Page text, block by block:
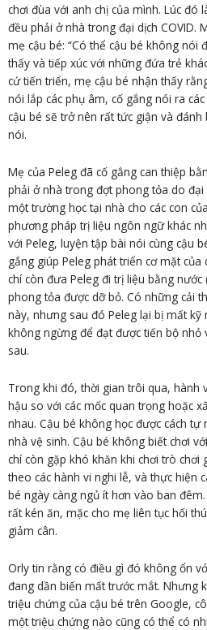
chơi đùa với anh chị của mình. Lúc đó
đều phải ở nhà trong đại dịch COVID.
mẹ cậu bé: “Có thể cậu bé không nói
thấy và tiếp xúc với những đứa trẻ
cứ tiến triển, mẹ cậu bé nhận thấy
nói lắp các phụ âm, cố gắng nói ra
cậu bé sẽ trở nên rất tức giận và
nói.
Mẹ của Peleg đã cố gắng can thiệp
phải ở nhà trong đợt phong tỏa do đại
một trường học tại nhà cho các con
phương pháp trị liệu ngôn ngữ khác
với Peleg, luyện tập bài nói cùng cậu
gắng giúp Peleg phát triển cơ mặt
chí còn đưa Peleg đi trị liệu bằng
phong tỏa được dỡ bỏ. Có những cải
này, nhưng sau đó Peleg lại bị mất kỹ
không ngừng để đạt được tiến bộ nhỏ
sau.
Trong khi đó, thời gian trôi qua, hành
hậu so với các mốc quan trọng hoặc
nhau. Cậu bé không học được cách
nhà vệ sinh. Cậu bé không biết chơi
chí còn gặp khó khăn khi chơi trò chơi
theo các hành vi nghi lễ, và thực hiện
bé ngày càng ngủ ít hơn vào ban
rất kén ăn, mặc cho mẹ liên tục hối
giảm cân.
Orly tin rằng có điều gì đó không ổn
đang dần biến mất trước mắt. Nhưng
triệu chứng của cậu bé trên Google,
một triệu chứng nào cũng có thể có